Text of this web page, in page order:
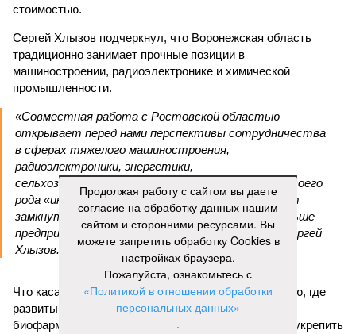
стоимостью.
Сергей Хлызов подчеркнул, что Воронежская область
традиционно занимает прочные позиции в
машиностроении, радиоэлектронике и химической
промышленности.
«Совместная работа с Ростовской областью
открывает перед нами перспективы сотрудничества
в сферах тяжелого машиностроения,
радиоэлектроники, энергетики,
сельхозмашиностроения. Данное соглашение – своего
рода «индустриальный мост», который позволит
замкнуть производственные циклы там, где раньше
предприятия работали порознь», – подчеркнул Сергей
Хлызов.
Что касается сотрудничества с Кировской областью, где
развиты оборонная промышленность, химия,
биофармацевтика и станкостроение, оно позволит укрепить
Продолжая работу с сайтом вы даете
согласие на обработку данных нашим
сайтом и сторонними ресурсами. Вы
можете запретить обработку Cookies в
настройках браузера.
Пожалуйста, ознакомьтесь с
«Политикой в отношении обработки
персональных данных»
.